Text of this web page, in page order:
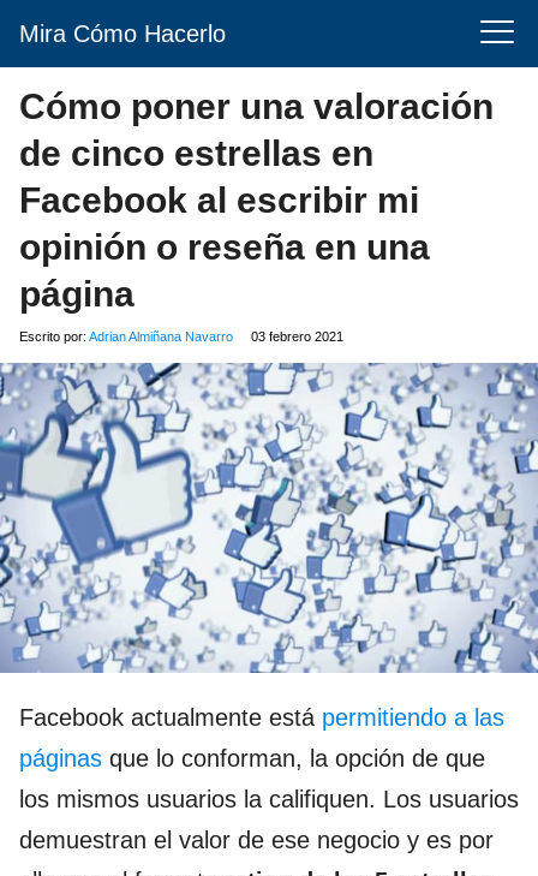
Mira Cómo Hacerlo
Cómo poner una valoración
de cinco estrellas en
Facebook al escribir mi
opinión o reseña en una
página
Escrito por: Adrian Almiñana Navarro 03 febrero 2021
Facebook actualmente está permitiendo a las
páginas que lo conforman, la opción de que
los mismos usuarios la califiquen. Los usuarios
demuestran el valor de ese negocio y es por